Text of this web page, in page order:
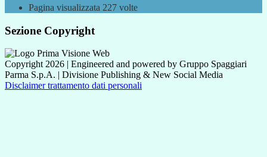
Pagina visualizzata 227 volte
Sezione Copyright
Copyright 2026 | Engineered and powered by Gruppo Spaggiari
Parma S.p.A. | Divisione Publishing & New Social Media
Disclaimer trattamento dati personali